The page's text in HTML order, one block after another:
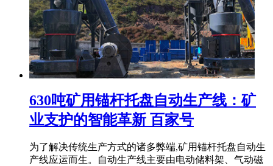
630吨矿用锚杆托盘自动生产线：矿
业支护的智能革新 百家号
为了解决传统生产方式的诸多弊端,矿用锚杆托盘自动生
产线应运而生。自动生产线主要由电动储料架、气动磁